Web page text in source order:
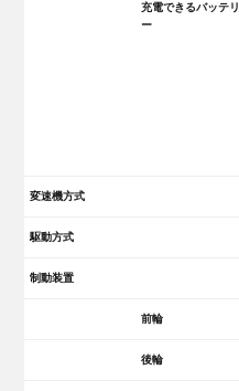
充電できるバッテリ
ー
変速機方式
駆動方式
制動装置
前輪
後輪